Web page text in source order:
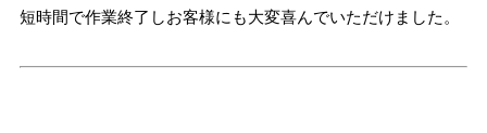
短時間で作業終了しお客様にも大変喜んでいただけました。